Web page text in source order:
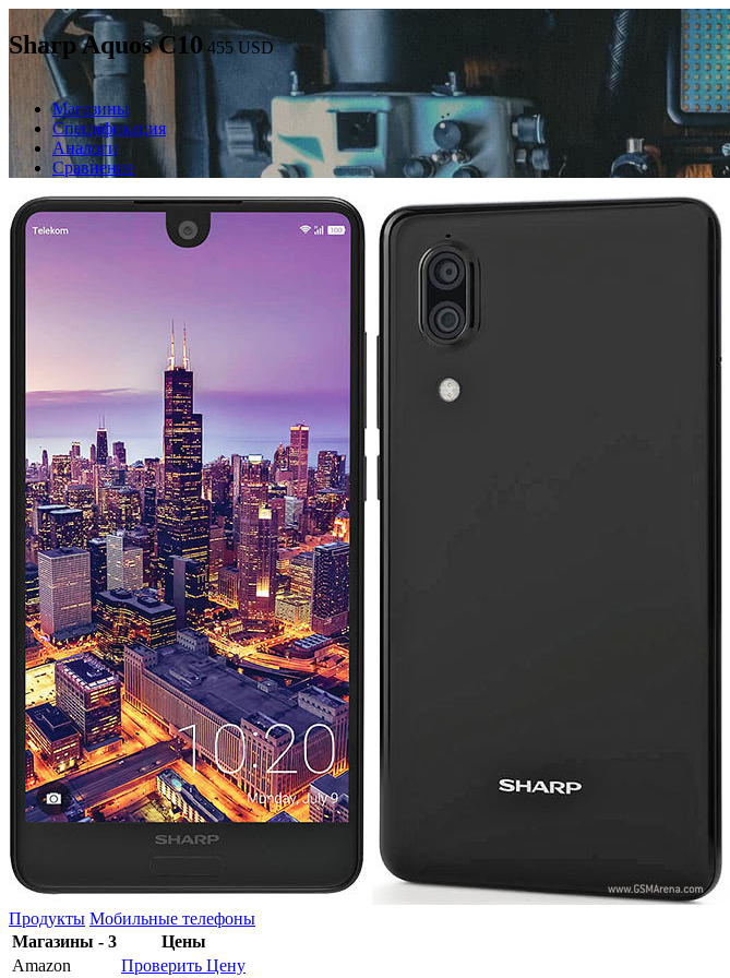
Sharp Aquos C10 455 USD
Магазины
Спецификация
Аналоги
Сравнение
Продукты Мобильные телефоны
Магазины - 3
Цены
Amazon
Проверить Цену